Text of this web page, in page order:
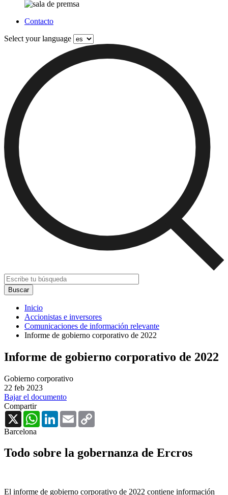
Contacto
Select your language
Inicio
Accionistas e inversores
Comunicaciones de información relevante
Informe de gobierno corporativo de 2022
Informe de gobierno corporativo de 2022
Gobierno corporativo
22 feb 2023
Bajar el documento
Compartir
X
WhatsAppLinkedInEmail
Barcelona
Todo sobre la gobernanza de Ercros
El informe de gobierno corporativo de 2022 contiene información